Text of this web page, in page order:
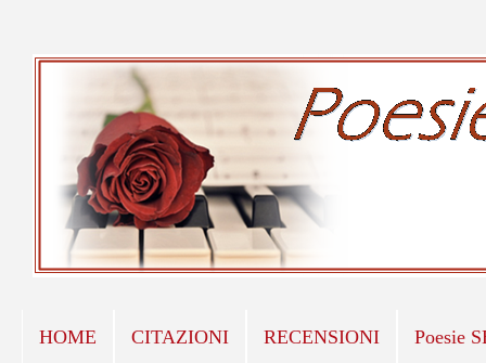
HOME CITAZIONI RECENSIONI Poesie